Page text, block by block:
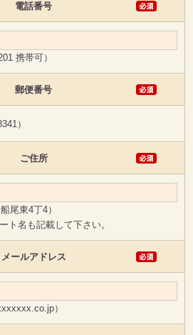
電話番号
携帯可）
郵便番号
）
ご住所
尾東4丁4）
ト名も記載して下さい。
メールアドレス
）